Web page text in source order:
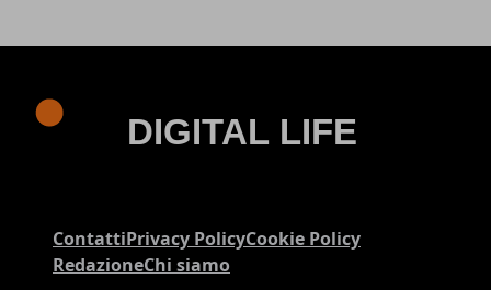
ContattiPrivacy PolicyCookie Policy
RedazioneChi siamo